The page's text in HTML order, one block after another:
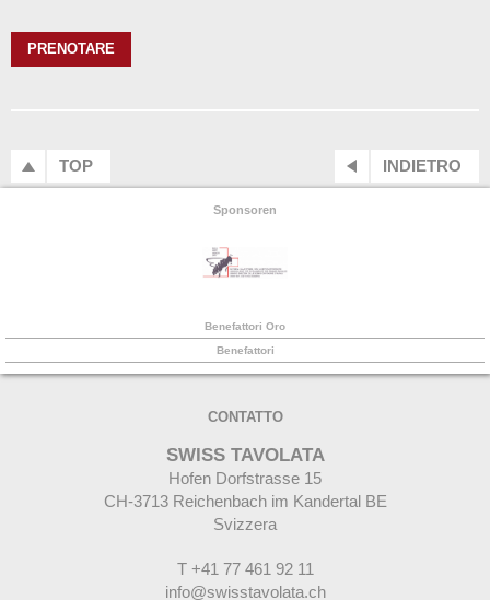
PRENOTARE
TOP INDIETRO
Sponsoren
Benefattori Oro
Benefattori
CONTATTO
SWISS TAVOLATA
Hofen Dorfstrasse 15
CH-3713 Reichenbach im Kandertal BE
Svizzera
T +41 77 461 92 11
info@swisstavolata.ch